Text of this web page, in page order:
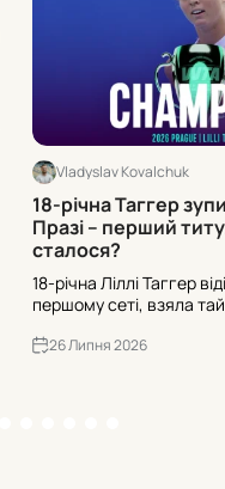
Vladyslav Kovalchuk
18-річна Таггер
Празі – перший
сталося?
18-річна Ліллі Таггер
першому сеті, взяла
фіналі Livesport Prague
26 Липня 2026